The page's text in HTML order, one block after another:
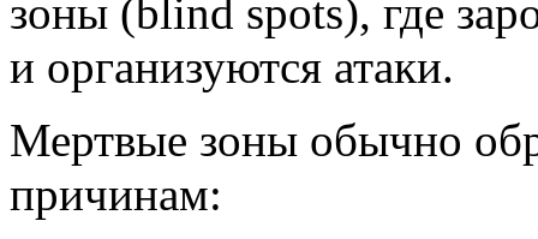
зоны (blind spots), где
и организуются атаки.
Мертвые зоны обычно
причинам: